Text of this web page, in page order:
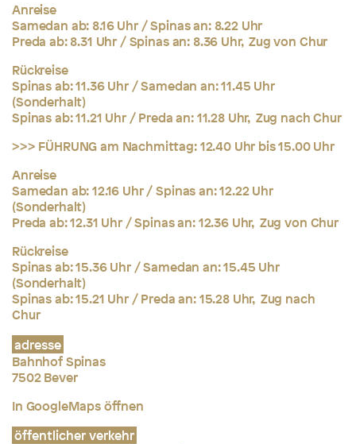
Anreise
Samedan ab: 8.16 Uhr / Spinas an: 8.22 Uhr
Preda ab: 8.31 Uhr / Spinas an: 8.36 Uhr, Zug von Chur
Rückreise
Spinas ab: 11.36 Uhr / Samedan an: 11.45 Uhr
(Sonderhalt)
Spinas ab: 11.21 Uhr / Preda an: 11.28 Uhr, Zug nach Chur
>>> FÜHRUNG am Nachmittag: 12.40 Uhr bis 15.00 Uhr
Anreise
Samedan ab: 12.16 Uhr / Spinas an: 12.22 Uhr
(Sonderhalt)
Preda ab: 12.31 Uhr / Spinas an: 12.36 Uhr, Zug von Chur
Rückreise
Spinas ab: 15.36 Uhr / Samedan an: 15.45 Uhr
(Sonderhalt)
Spinas ab: 15.21 Uhr / Preda an: 15.28 Uhr, Zug nach
Chur
adresse
Bahnhof Spinas
7502 Bever
In GoogleMaps öffnen
öffentlicher verkehr